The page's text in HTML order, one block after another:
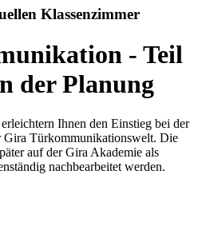
Klassenzimmer
- Teil
der Planung
Ihnen den Einstieg bei der
Gira Türkommunikationswelt. Die
auf der Gira Akademie als
nachbearbeitet werden.